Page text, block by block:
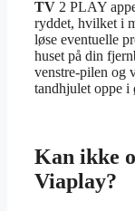
TV 2 PLAY
ryddet, hvilket i
løse eventuelle
huset på din
venstre-pilen og
tandhjulet oppe i
Kan ikke
Viaplay?